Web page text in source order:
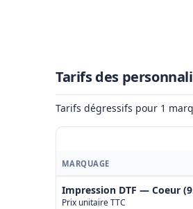
Tarifs des
Tarifs dégressifs pour 1
MARQUAGE
Impression DTF — Coeur
Prix unitaire TTC